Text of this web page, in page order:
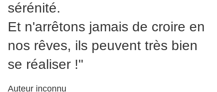
sérénité.
Et n'arrêtons jamais de croire en
nos rêves, ils peuvent très bien
se réaliser !"
Auteur inconnu